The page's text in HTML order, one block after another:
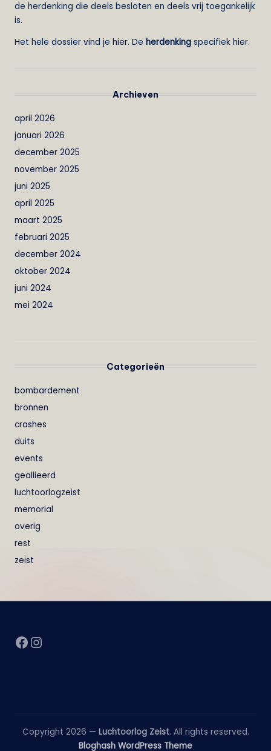
de herdenking die deels besloten en deels vrij toegankelijk
is.
Het hele dossier vind je hier. De herdenking specifiek hier.
Archieven
april 2026
januari 2026
december 2025
november 2025
juni 2025
april 2025
maart 2025
februari 2025
december 2024
oktober 2024
juni 2024
mei 2024
Categorieën
bombardement
bronnen
crashes
duits
events
geallieerd
luchtoorlogzeist
memorial
overig
rest
zeist
Facebook
Instagram
Copyright 2026 — Luchtoorlog Zeist. All rights reserved.
Bloghash WordPress Theme